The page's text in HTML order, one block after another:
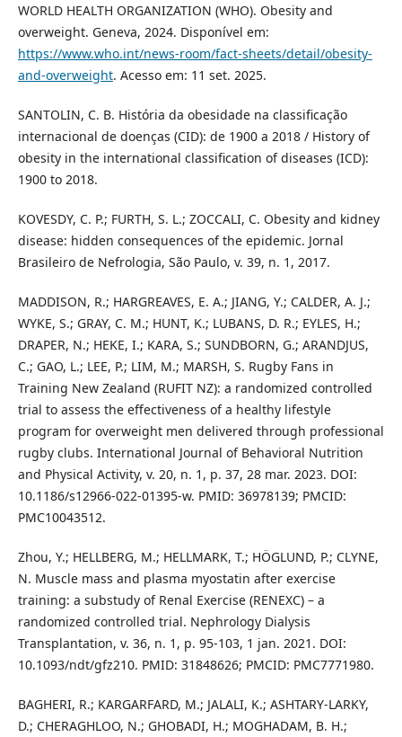
WORLD HEALTH ORGANIZATION (WHO). Obesity and
overweight. Geneva, 2024. Disponível em:
https://www.who.int/news-room/fact-sheets/detail/obesity-
and-overweight. Acesso em: 11 set. 2025.
SANTOLIN, C. B. História da obesidade na classificação
internacional de doenças (CID): de 1900 a 2018 / History of
obesity in the international classification of diseases (ICD):
1900 to 2018.
KOVESDY, C. P.; FURTH, S. L.; ZOCCALI, C. Obesity and kidney
disease: hidden consequences of the epidemic. Jornal
Brasileiro de Nefrologia, São Paulo, v. 39, n. 1, 2017.
MADDISON, R.; HARGREAVES, E. A.; JIANG, Y.; CALDER, A. J.;
WYKE, S.; GRAY, C. M.; HUNT, K.; LUBANS, D. R.; EYLES, H.;
DRAPER, N.; HEKE, I.; KARA, S.; SUNDBORN, G.; ARANDJUS,
C.; GAO, L.; LEE, P.; LIM, M.; MARSH, S. Rugby Fans in
Training New Zealand (RUFIT NZ): a randomized controlled
trial to assess the effectiveness of a healthy lifestyle
program for overweight men delivered through professional
rugby clubs. International Journal of Behavioral Nutrition
and Physical Activity, v. 20, n. 1, p. 37, 28 mar. 2023. DOI:
10.1186/s12966-022-01395-w. PMID: 36978139; PMCID:
PMC10043512.
Zhou, Y.; HELLBERG, M.; HELLMARK, T.; HÖGLUND, P.; CLYNE,
N. Muscle mass and plasma myostatin after exercise
training: a substudy of Renal Exercise (RENEXC) – a
randomized controlled trial. Nephrology Dialysis
Transplantation, v. 36, n. 1, p. 95-103, 1 jan. 2021. DOI:
10.1093/ndt/gfz210. PMID: 31848626; PMCID: PMC7771980.
BAGHERI, R.; KARGARFARD, M.; JALALI, K.; ASHTARY-LARKY,
D.; CHERAGHLOO, N.; GHOBADI, H.; MOGHADAM, B. H.;